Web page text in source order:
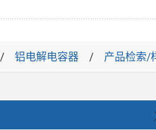
铝电解电容器 产品检索/